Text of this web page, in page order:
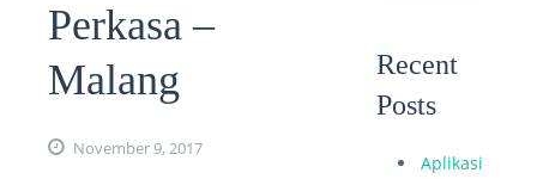
Perkasa –
Malang
November 9, 2017
Recent
Posts
Aplikasi